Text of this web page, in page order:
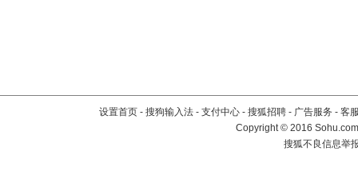
设置首页 - 搜狗输入法 - 支付中心 - 搜狐招聘 - 广告服务 - 客
Copyright©2016
搜狐不良信息举